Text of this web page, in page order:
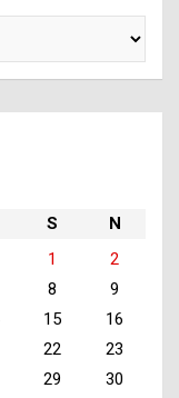
S
N
1
2
8
9
15
16
22
23
29
30